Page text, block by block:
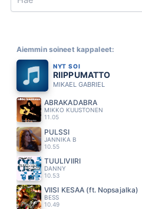
Aiemmin soineet kappaleet:
NYT SOI
RIIPPUMATTO
MIKAEL GABRIEL
ABRAKADABRA
MIKKO KUUSTONEN
11.05
PULSSI
JANNIKA B
10.55
TUULIVIIRI
DANNY
10.53
VIISI KESÄÄ (ft. Nopsajalka)
BESS
10.49